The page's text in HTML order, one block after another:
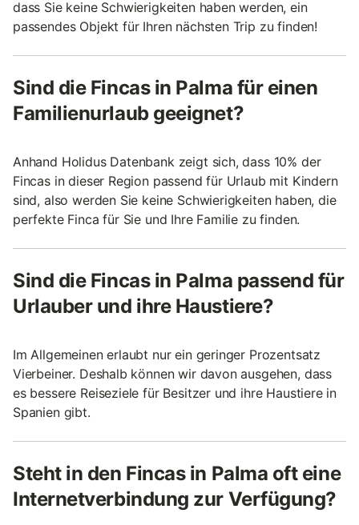
dass Sie keine Schwierigkeiten haben werden, ein
passendes Objekt für Ihren nächsten Trip zu finden!
Sind die Fincas in Palma für einen
Familienurlaub geeignet?
Anhand Holidus Datenbank zeigt sich, dass 10% der
Fincas in dieser Region passend für Urlaub mit Kindern
sind, also werden Sie keine Schwierigkeiten haben, die
perfekte Finca für Sie und Ihre Familie zu finden.
Sind die Fincas in Palma passend für
Urlauber und ihre Haustiere?
Im Allgemeinen erlaubt nur ein geringer Prozentsatz
Vierbeiner. Deshalb können wir davon ausgehen, dass
es bessere Reiseziele für Besitzer und ihre Haustiere in
Spanien gibt.
Steht in den Fincas in Palma oft eine
Internetverbindung zur Verfügung?